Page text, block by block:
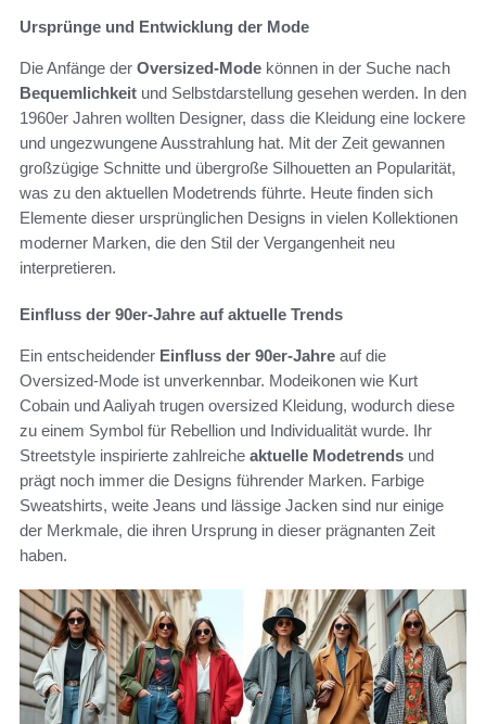
Ursprünge und Entwicklung der Mode
Die Anfänge der Oversized-Mode können in der Suche nach
Bequemlichkeit und Selbstdarstellung gesehen werden. In den
1960er Jahren wollten Designer, dass die Kleidung eine lockere
und ungezwungene Ausstrahlung hat. Mit der Zeit gewannen
großzügige Schnitte und übergroße Silhouetten an Popularität,
was zu den aktuellen Modetrends führte. Heute finden sich
Elemente dieser ursprünglichen Designs in vielen Kollektionen
moderner Marken, die den Stil der Vergangenheit neu
interpretieren.
Einfluss der 90er-Jahre auf aktuelle Trends
Ein entscheidender Einfluss der 90er-Jahre auf die
Oversized-Mode ist unverkennbar. Modeikonen wie Kurt
Cobain und Aaliyah trugen oversized Kleidung, wodurch diese
zu einem Symbol für Rebellion und Individualität wurde. Ihr
Streetstyle inspirierte zahlreiche aktuelle Modetrends und
prägt noch immer die Designs führender Marken. Farbige
Sweatshirts, weite Jeans und lässige Jacken sind nur einige
der Merkmale, die ihren Ursprung in dieser prägnanten Zeit
haben.